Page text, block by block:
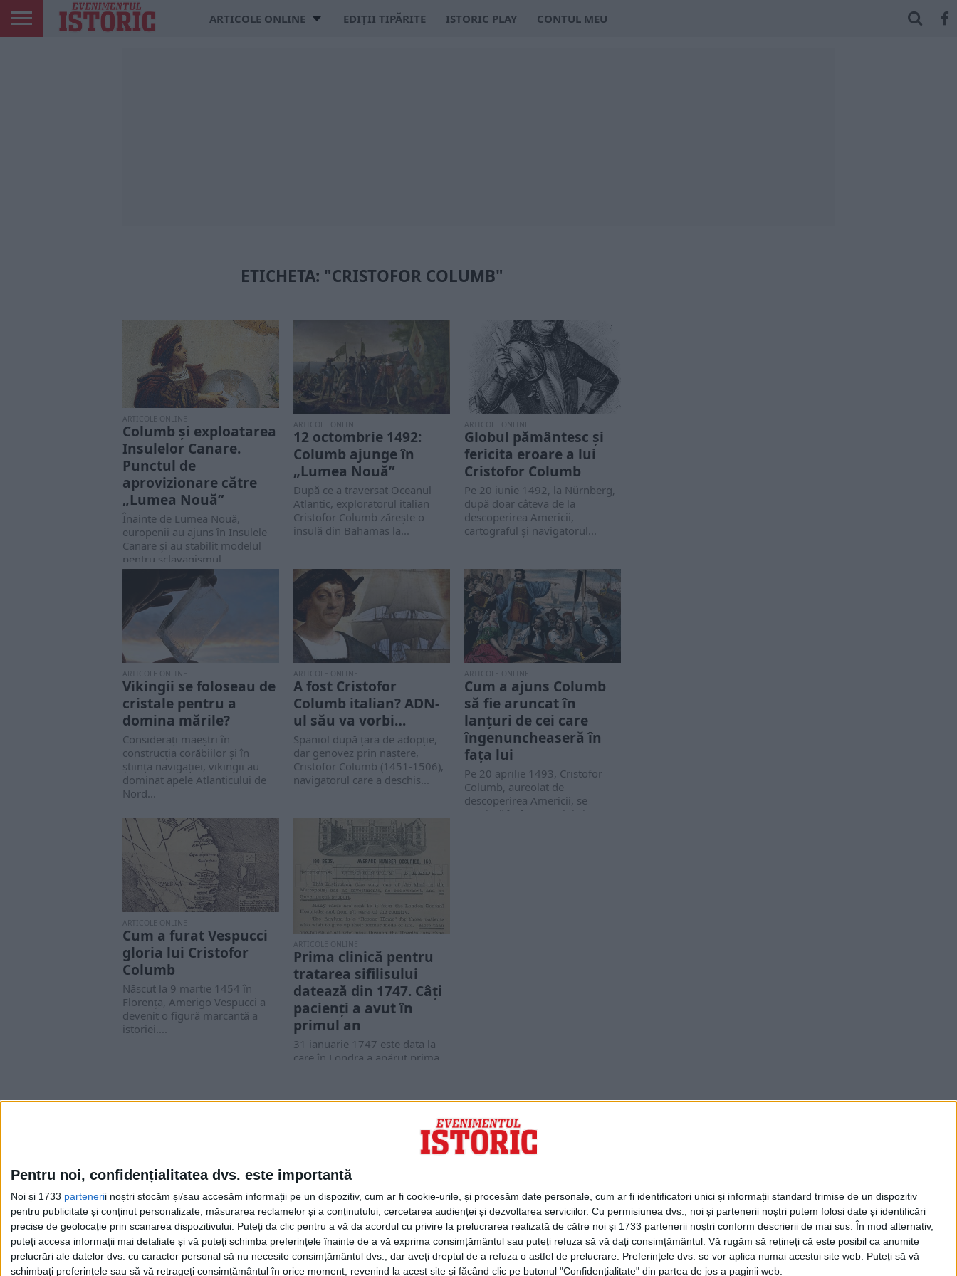
Pentru noi, confidențialitatea dvs. este importantă
Noi și 1733 partenerii noștri stocăm și/sau accesăm informații pe un dispozitiv, cum ar fi cookie-urile, și procesăm date personale, cum ar fi identificatori unici și informații standard trimise de un dispozitiv
pentru publicitate și conținut personalizate, măsurarea reclamelor și a conținutului, cercetarea audienței și dezvoltarea serviciilor. Cu permisiunea dvs., noi și partenerii noștri putem folosi date și identificări
precise de geolocație prin scanarea dispozitivului. Puteți da clic pentru a vă da acordul cu privire la prelucrarea realizată de către noi și 1733 partenerii noștri conform descrierii de mai sus. În mod alternativ,
puteți accesa informații mai detaliate și vă puteți schimba preferințele înainte de a vă exprima consimțământul sau puteți refuza să vă dați consimțământul. Vă rugăm să rețineți că este posibil ca anumite
prelucrări ale datelor dvs. cu caracter personal să nu necesite consimțământul dvs., dar aveți dreptul de a refuza o astfel de prelucrare. Preferințele dvs. se vor aplica numai acestui site web. Puteți să vă
schimbați preferințele sau să vă retrageți consimțământul în orice moment, revenind la acest site și făcând clic pe butonul "Confidențialitate" din partea de jos a paginii web.
ARTICOLE ONLINE EDIȚII TIPĂRITE ISTORIC PLAY CONTUL MEU
ETICHETA: "CRISTOFOR COLUMB"
ARTICOLE ONLINE
Columb și exploatarea
Insulelor Canare.
Punctul de
aprovizionare către
„Lumea Nouă”
Înainte de Lumea Nouă,
europenii au ajuns în Insulele
Canare și au stabilit modelul
pentru sclavagismul,...
ARTICOLE ONLINE
12 octombrie 1492:
Columb ajunge în
„Lumea Nouă”
După ce a traversat Oceanul
Atlantic, exploratorul italian
Cristofor Columb zărește o
insulă din Bahamas la...
ARTICOLE ONLINE
Globul pământesc și
fericita eroare a lui
Cristofor Columb
Pe 20 iunie 1492, la Nürnberg,
după doar câteva de la
descoperirea Americii,
cartograful și navigatorul...
ARTICOLE ONLINE
Vikingii se foloseau de
cristale pentru a
domina mările?
Considerați maeștri în
construcția corăbiilor și în
știința navigației, vikingii au
dominat apele Atlanticului de
Nord...
ARTICOLE ONLINE
A fost Cristofor
Columb italian? ADN-
ul său va vorbi…
Spaniol după țara de adopție,
dar genovez prin naștere,
Cristofor Columb (1451-1506),
navigatorul care a deschis...
ARTICOLE ONLINE
Cum a ajuns Columb
să fie aruncat în
lanțuri de cei care
îngenuncheaseră în
fața lui
Pe 20 aprilie 1493, Cristofor
Columb, aureolat de
descoperirea Americii, se
prezintă în fața regelui și...
ARTICOLE ONLINE
Cum a furat Vespucci
gloria lui Cristofor
Columb
Născut la 9 martie 1454 în
Florența, Amerigo Vespucci a
devenit o figură marcantă a
istoriei....
ARTICOLE ONLINE
Prima clinică pentru
tratarea sifilisului
datează din 1747. Câți
pacienți a avut în
primul an
31 ianuarie 1747 este data la
care în Londra a apărut prima
Cea mai mare revistă de istorie din Europa!.
Media KIT
Evenimentul Zilei
Doctorul Zilei
Infofinanciar
Infoactual
Editura de carte
EVZ Comunicate
Capital Comunicate
Animal Zoo